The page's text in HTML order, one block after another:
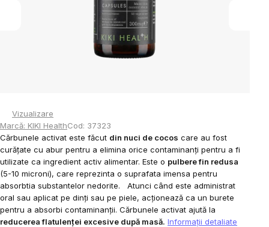
Vizualizare
Marcă: KIKI HealthCod: 37323
Cărbunele activat este făcut din nuci de cocos care au fost
curățate cu abur pentru a elimina orice contaminanți pentru a fi
utilizate ca ingredient activ alimentar. Este o pulbere fin redusa
(5-10 microni), care reprezinta o suprafata imensa pentru
absorbtia substantelor nedorite.
Atunci când este administrat
oral sau aplicat pe dinți sau pe piele, acționează ca un burete
pentru a absorbi contaminanții. Cărbunele activat ajută la
reducerea flatulenței excesive după masă. Informaţii detaliate